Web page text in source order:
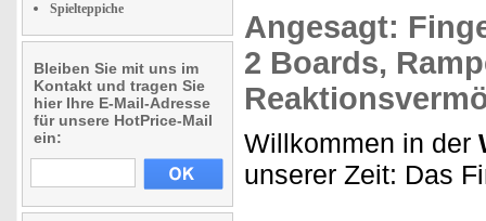
Spielteppiche
Bleiben Sie mit uns im
Kontakt und tragen Sie
hier Ihre E-Mail-Adresse
für unsere HotPrice-Mail
ein:
Angesagt:
2 Boards,
Willkommen in der
unserer Zeit: Das